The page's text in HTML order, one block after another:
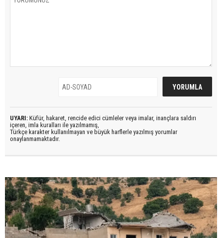
UYARI: Küfür, hakaret, rencide edici cümleler veya imalar, inançlara saldırı
içeren, imla kuralları ile yazılmamış,
Türkçe karakter kullanılmayan ve büyük harflerle yazılmış yorumlar
onaylanmamaktadır.